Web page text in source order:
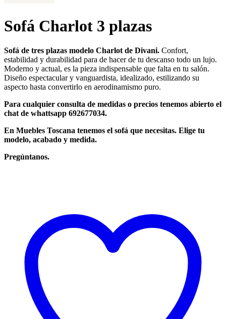
Sofá Charlot 3 plazas
Sofá de tres plazas modelo Charlot de Divani. Confort,
estabilidad y durabilidad para de hacer de tu descanso todo un lujo.
Moderno y actual, es la pieza indispensable que falta en tu salón.
Diseño espectacular y vanguardista, idealizado, estilizando su
aspecto hasta convertirlo en aerodinamismo puro.
Para cualquier consulta de medidas o precios tenemos abierto el
chat de whattsapp 692677034.
En Muebles Toscana tenemos el sofá que necesitas. Elige tu
modelo, acabado y medida.
Pregúntanos.